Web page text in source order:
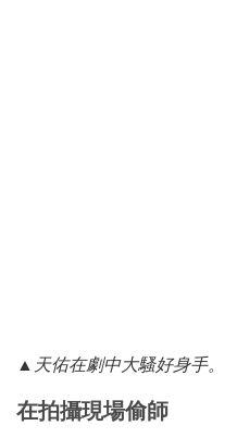
▲ 天佑在劇中大騷好身手。
在拍攝現場偷師